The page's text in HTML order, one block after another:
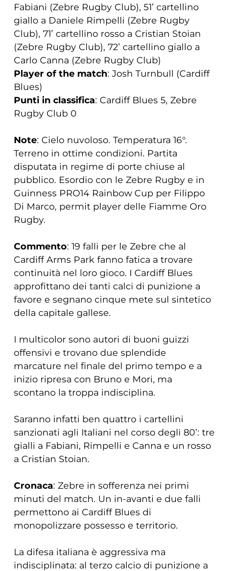
Fabiani (Zebre Rugby Club), 51’ cartellino
giallo a Daniele Rimpelli (Zebre Rugby
Club), 71’ cartellino rosso a Cristian Stoian
(Zebre Rugby Club), 72’ cartellino giallo a
Carlo Canna (Zebre Rugby Club)
Player of the match: Josh Turnbull (Cardiff
Blues)
Punti in classifica: Cardiff Blues 5, Zebre
Rugby Club 0
Note: Cielo nuvoloso. Temperatura 16°.
Terreno in ottime condizioni. Partita
disputata in regime di porte chiuse al
pubblico. Esordio con le Zebre Rugby e in
Guinness PRO14 Rainbow Cup per Filippo
Di Marco, permit player delle Fiamme Oro
Rugby.
Commento: 19 falli per le Zebre che al
Cardiff Arms Park fanno fatica a trovare
continuità nel loro gioco. I Cardiff Blues
approfittano dei tanti calci di punizione a
favore e segnano cinque mete sul sintetico
della capitale gallese.
I multicolor sono autori di buoni guizzi
offensivi e trovano due splendide
marcature nel finale del primo tempo e a
inizio ripresa con Bruno e Mori, ma
scontano la troppa indisciplina.
Saranno infatti ben quattro i cartellini
sanzionati agli Italiani nel corso degli 80’: tre
gialli a Fabiani, Rimpelli e Canna e un rosso
a Cristian Stoian.
Cronaca: Zebre in sofferenza nei primi
minuti del match. Un in-avanti e due falli
permettono ai Cardiff Blues di
monopolizzare possesso e territorio.
La difesa italiana è aggressiva ma
indisciplinata: al terzo calcio di punizione a